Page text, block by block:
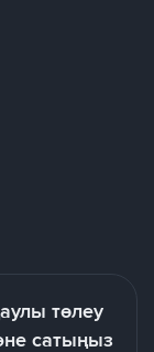
төлеу
сатыңыз